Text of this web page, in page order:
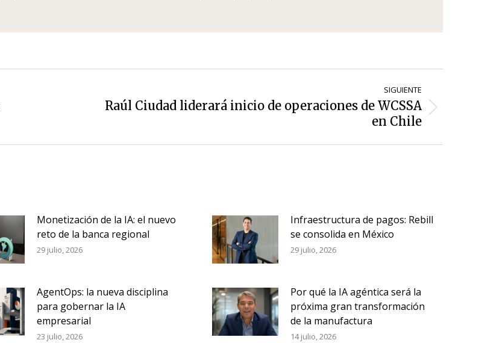
SIGUIENTE
Siguiente
Raúl Ciudad liderará inicio de operaciones de WCSSA
en Chile
Monetización de la IA: el nuevo
reto de la banca regional
29 julio, 2026
Infraestructura de pagos: Rebill
se consolida en México
29 julio, 2026
AgentOps: la nueva disciplina
para gobernar la IA
empresarial
23 julio, 2026
Por qué la IA agéntica será la
próxima gran transformación
de la manufactura
14 julio, 2026